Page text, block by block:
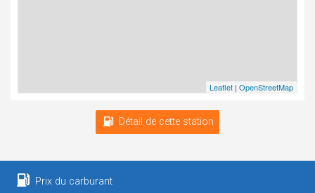
Leaflet | OpenStreetMap
Détail de cette station
Prix du carburant